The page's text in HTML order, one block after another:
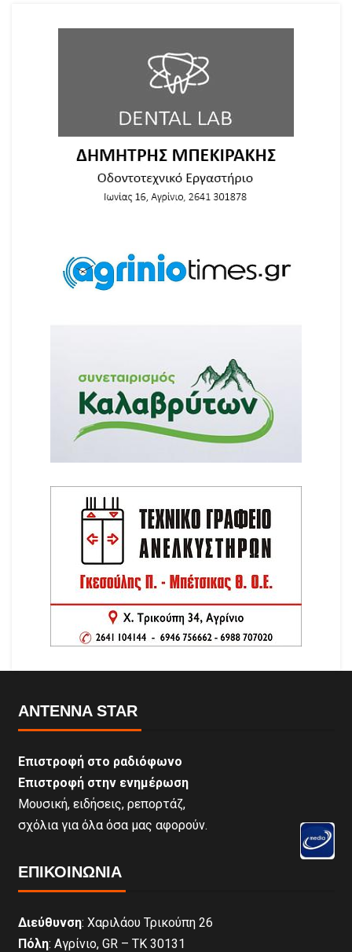
ANTENNA STAR
Επιστροφή στο ραδιόφωνο
Επιστροφή στην ενημέρωση
Μουσική, ειδήσεις, ρεπορτάζ,
σχόλια για όλα όσα μας αφορούν.
ΕΠΙΚΟΙΝΩΝΊΑ
Διεύθυνση: Χαριλάου Τρικούπη 26
Πόλη: Αγρίνιο, GR – ΤΚ 30131